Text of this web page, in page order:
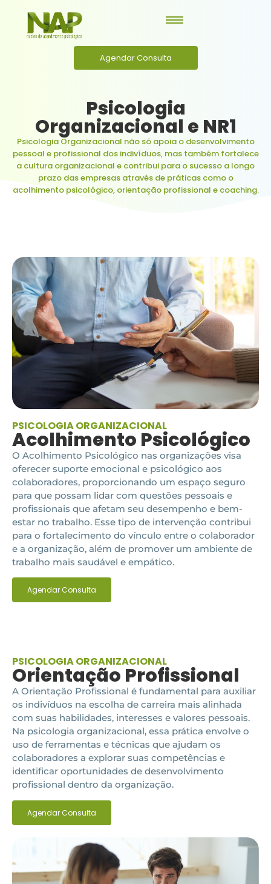
Agendar Consulta
Psicologia
Organizacional e NR1
Psicologia Organizacional não só apoia o desenvolvimento
pessoal e profissional dos indivíduos, mas também fortalece
a cultura organizacional e contribui para o sucesso a longo
prazo das empresas através de práticas como o
acolhimento psicológico, orientação profissional e coaching.
PSICOLOGIA ORGANIZACIONAL
Acolhimento Psicológico
O Acolhimento Psicológico nas organizações visa
oferecer suporte emocional e psicológico aos
colaboradores, proporcionando um espaço seguro
para que possam lidar com questões pessoais e
profissionais que afetam seu desempenho e bem-
estar no trabalho. Esse tipo de intervenção contribui
para o fortalecimento do vínculo entre o colaborador
e a organização, além de promover um ambiente de
trabalho mais saudável e empático.
Agendar Consulta
PSICOLOGIA ORGANIZACIONAL
Orientação Profissional
A Orientação Profissional é fundamental para auxiliar
os indivíduos na escolha de carreira mais alinhada
com suas habilidades, interesses e valores pessoais.
Na psicologia organizacional, essa prática envolve o
uso de ferramentas e técnicas que ajudam os
colaboradores a explorar suas competências e
identificar oportunidades de desenvolvimento
profissional dentro da organização.
Agendar Consulta